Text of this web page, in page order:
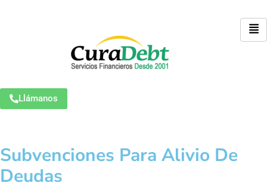
Llámanos
Subvenciones Para Alivio De
Deudas